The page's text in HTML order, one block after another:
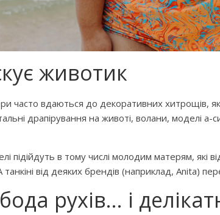
животик
часто вдаються до декоративних хитрощів,
драпірування на животі, волани, моделі а-
підійдуть в тому числі молодим матерям, які
танкіні від деяких брендів (наприклад, Anita)
рухів… і